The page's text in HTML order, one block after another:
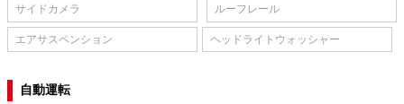
サイドカメラ ルーフレール
エアサスペンション ヘッドライトウォッシャー
自動運転